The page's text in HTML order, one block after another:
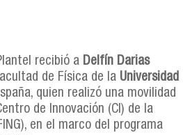
recibió a Delfín Darias
de Física de la Universidad
quien realizó una movilidad
de Innovación (CI) de la
en el marco del programa